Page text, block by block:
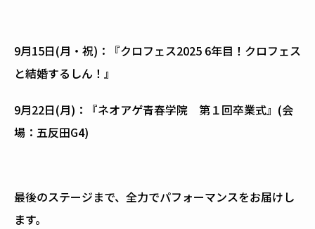
9月15日(月・祝)：『クロフェス2025 6年目！クロフェス
と結婚するしん！』
9月22日(月)：『ネオアゲ青春学院 第１回卒業式』(会
場：五反田G4)
最後のステージまで、全力でパフォーマンスをお届けし
ます。